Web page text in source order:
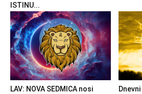
ISTINU...
LAV: NOVA SEDMICA nosi